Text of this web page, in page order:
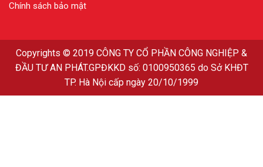
Chính sách bảo mật
Copyrights © 2019 CÔNG TY CỔ PHẦN CÔNG NGHIỆP &
ĐẦU TƯ AN PHÁT.GPĐKKD số: 0100950365 do Sở KHĐT
TP. Hà Nội cấp ngày 20/10/1999